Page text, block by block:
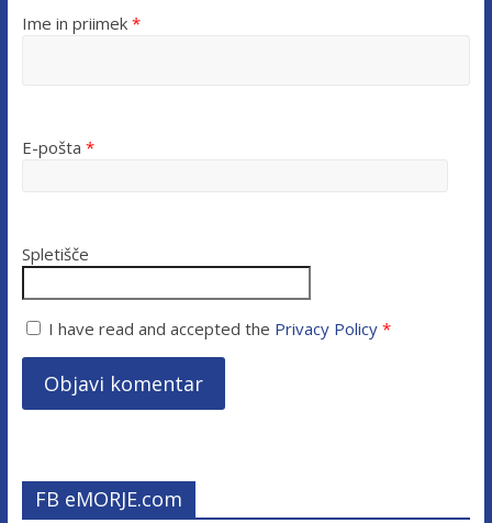
Ime in priimek *
E-pošta *
Spletišče
I have read and accepted the Privacy Policy*
FB eMORJE.com